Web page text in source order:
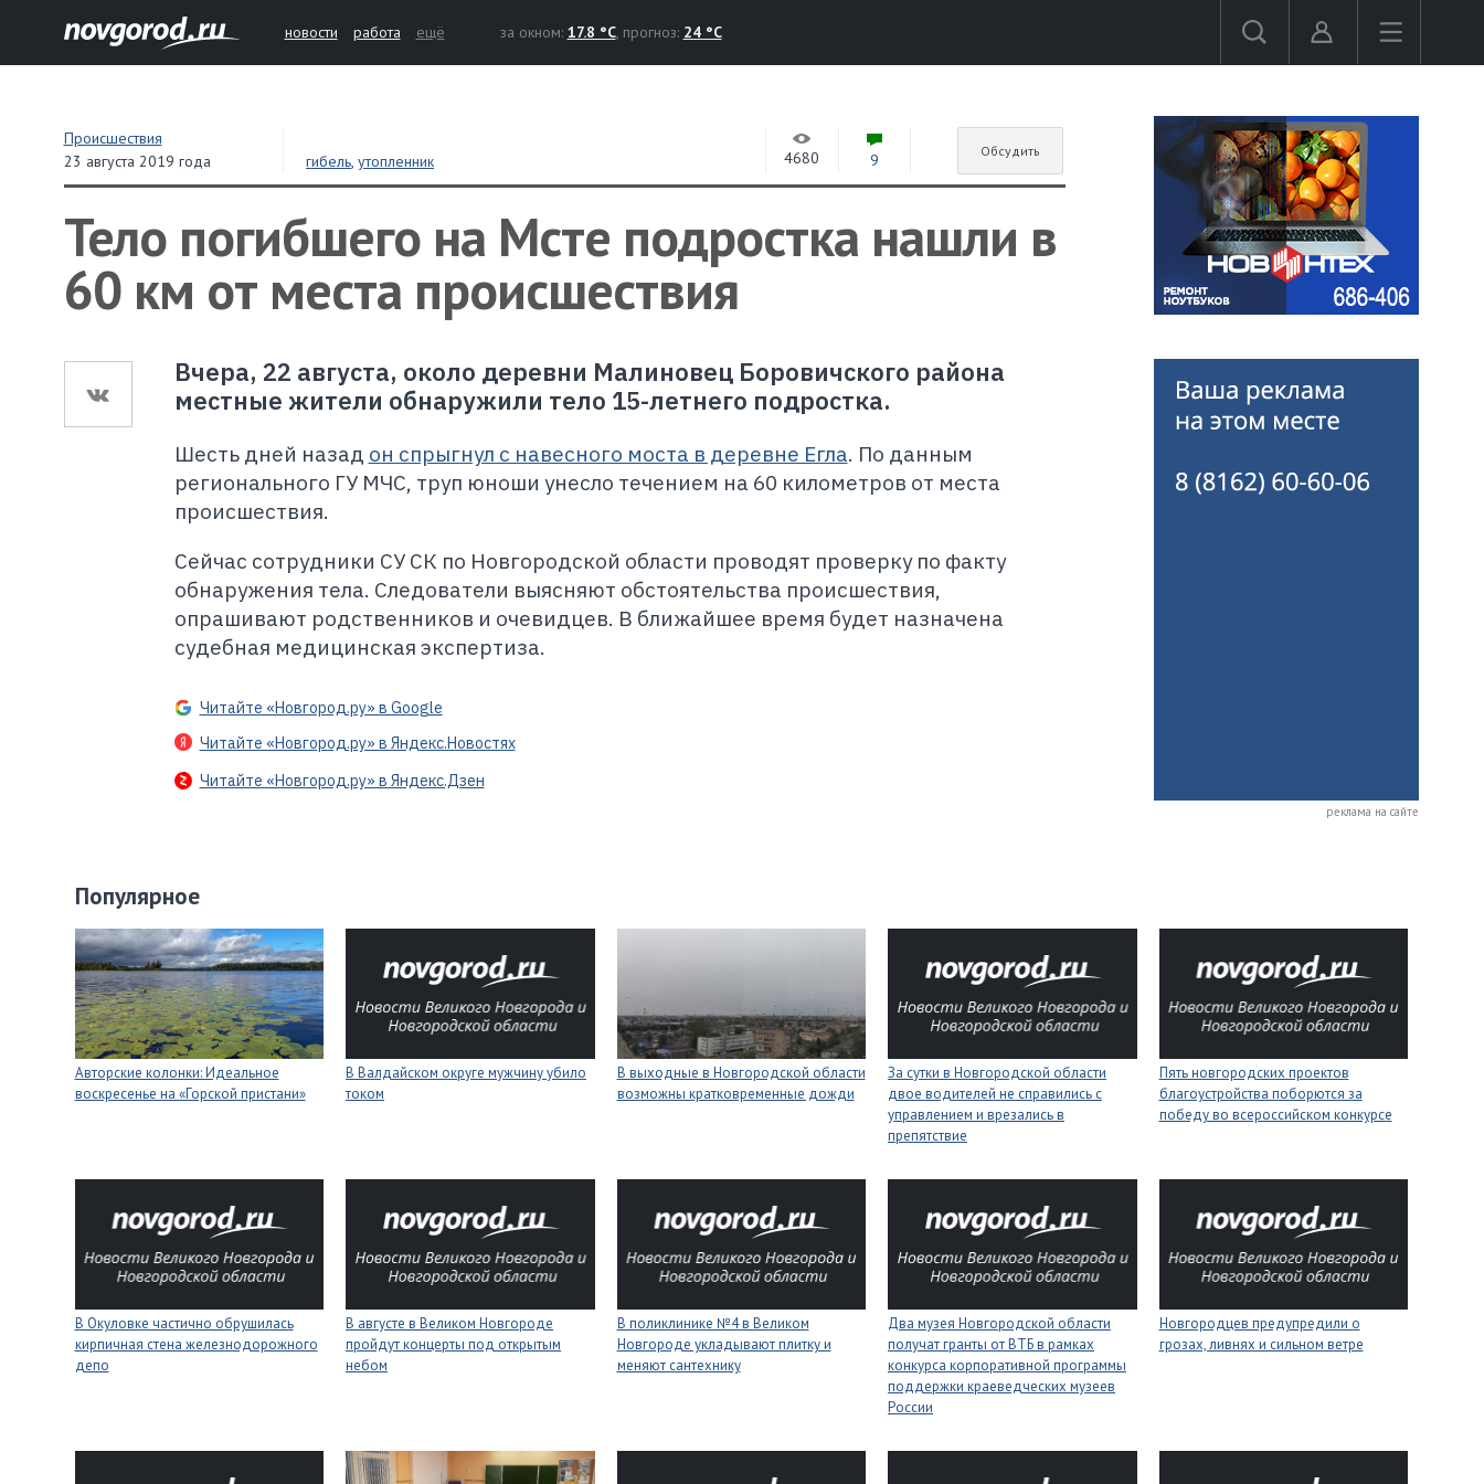
новости работа ещё за окном: 17.8 °C, прогноз: 24 °C
Происшествия
23 августа 2019 года
гибель,утопленник 4680 9 Обсудить
Тело погибшего на Мсте подростка нашли в
60 км от места происшествия
Вчера, 22 августа, около деревни Малиновец Боровичского района
местные жители обнаружили тело 15-летнего подростка.
Шесть дней назад он спрыгнул с навесного моста в деревне Егла. По данным
регионального ГУ МЧС, труп юноши унесло течением на 60 километров от места
происшествия.
Сейчас сотрудники СУ СК по Новгородской области проводят проверку по факту
обнаружения тела. Следователи выясняют обстоятельства происшествия,
опрашивают родственников и очевидцев. В ближайшее время будет назначена
судебная медицинская экспертиза.
Читайте «Новгород.ру» в Google
Читайте «Новгород.ру» в Яндекс.Новостях
Читайте «Новгород.ру» в Яндекс.Дзен
реклама на сайте
Популярное
Авторские колонки: Идеальное
воскресенье на «Горской пристани»
В Валдайском округе мужчину убило
током
В выходные в Новгородской области
возможны кратковременные дожди
За сутки в Новгородской области
двое водителей не справились с
управлением и врезались в
препятствие
Пять новгородских проектов
благоустройства поборются за
победу во всероссийском конкурсе
В Окуловке частично обрушилась
кирпичная стена железнодорожного
депо
В августе в Великом Новгороде
пройдут концерты под открытым
небом
В поликлинике №4 в Великом
Новгороде укладывают плитку и
меняют сантехнику
Два музея Новгородской области
получат гранты от ВТБ в рамках
конкурса корпоративной программы
поддержки краеведческих музеев
России
Новгородцев предупредили о
грозах, ливнях и сильном ветре